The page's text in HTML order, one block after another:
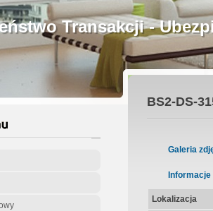
Transakcji -
Pośrednicy
Zwrotu Zadatku
Umowa
BS2-DS-
Galeria
Informacje
Lokalizacja